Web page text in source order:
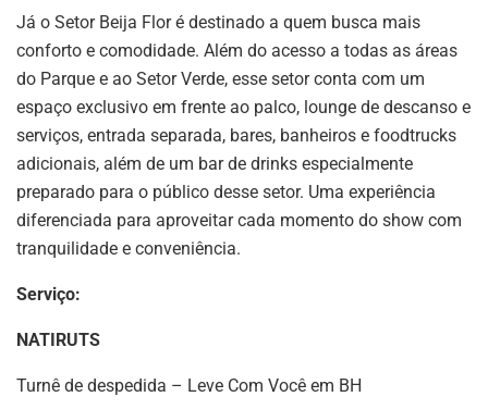
Já o Setor Beija Flor é destinado a quem busca mais
conforto e comodidade. Além do acesso a todas as áreas
do Parque e ao Setor Verde, esse setor conta com um
espaço exclusivo em frente ao palco, lounge de descanso e
serviços, entrada separada, bares, banheiros e foodtrucks
adicionais, além de um bar de drinks especialmente
preparado para o público desse setor. Uma experiência
diferenciada para aproveitar cada momento do show com
tranquilidade e conveniência.
Serviço:
NATIRUTS
Turnê de despedida – Leve Com Você em BH